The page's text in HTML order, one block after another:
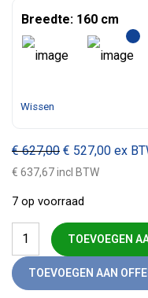
Breedte: 160 cm
Wissen
€627,00 € 527,00 ex
€ 637,67 incl BTW
7 op voorraad
Outlet zit-sta bureau
TOEVOEGEN
TOEVOEGEN AAN